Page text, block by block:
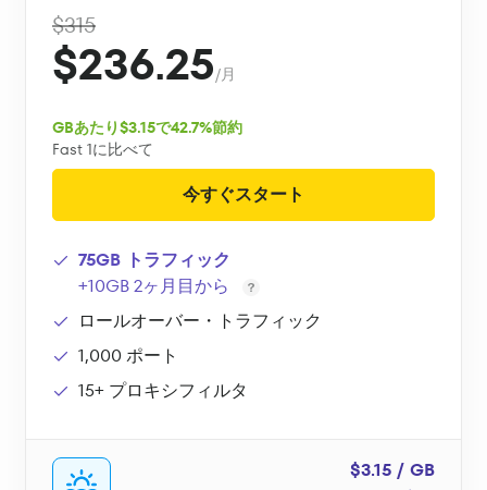
$315
$236.25/月
GBあたり$3.15で42.7%節約
Fast 1に比べて
今すぐスタート
75GB トラフィック
+10GB 2ヶ月目から
ロールオーバー・トラフィック
1,000 ポート
15+ プロキシフィルタ
$3.15 / GB